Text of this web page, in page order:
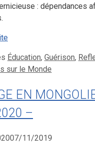
: dépendances
Éducation, Guérison,
sur le Monde
EN
–
07/11/2019